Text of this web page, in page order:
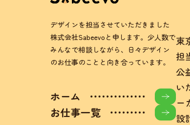
デザインを担当させていただきました
株式会社Sabeevoと申します。少人数で
みんなで相談しながら、日々デザイン
のお仕事のことと向き合っています。
ホーム
お仕事一覧
東
担
公
い
ー
設